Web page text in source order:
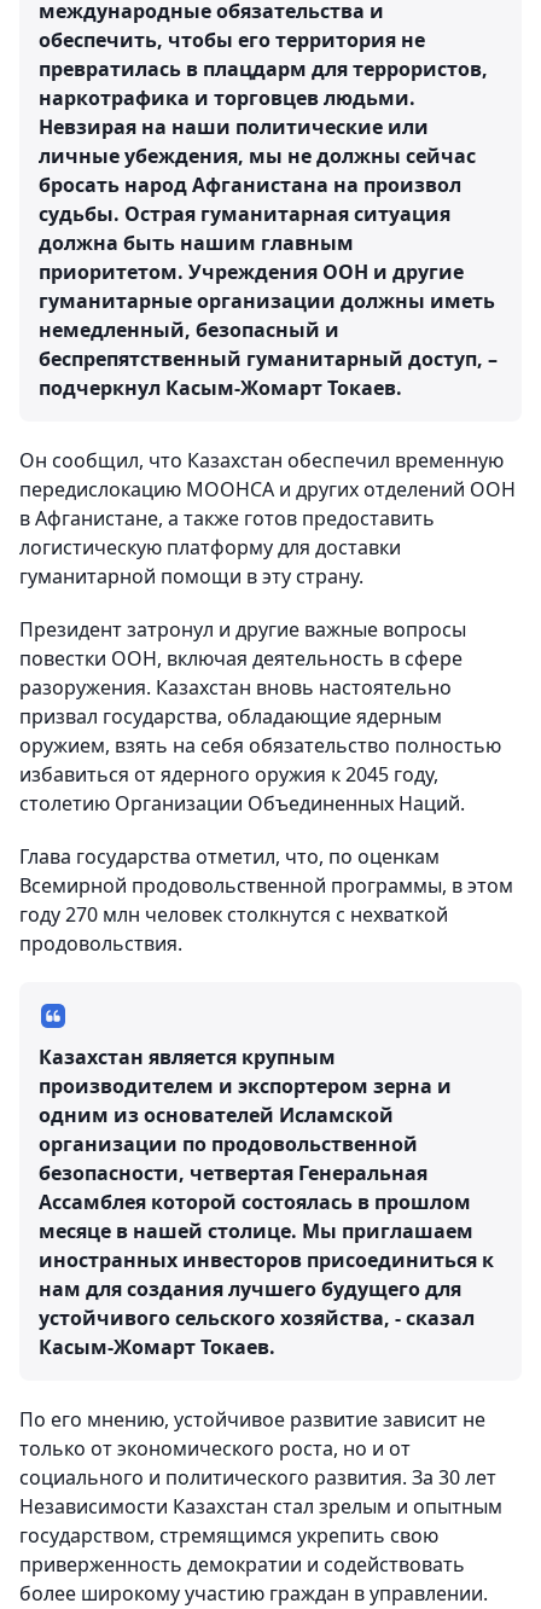
международные обязательства и
обеспечить, чтобы его территория не
превратилась в плацдарм для террористов,
наркотрафика и торговцев людьми.
Невзирая на наши политические или
личные убеждения, мы не должны сейчас
бросать народ Афганистана на произвол
судьбы. Острая гуманитарная ситуация
должна быть нашим главным
приоритетом. Учреждения ООН и другие
гуманитарные организации должны иметь
немедленный, безопасный и
беспрепятственный гуманитарный доступ, –
подчеркнул Касым-Жомарт Токаев.
Он сообщил, что Казахстан обеспечил временную
передислокацию МООНСА и других отделений ООН
в Афганистане, а также готов предоставить
логистическую платформу для доставки
гуманитарной помощи в эту страну.
Президент затронул и другие важные вопросы
повестки ООН, включая деятельность в сфере
разоружения. Казахстан вновь настоятельно
призвал государства, обладающие ядерным
оружием, взять на себя обязательство полностью
избавиться от ядерного оружия к 2045 году,
столетию Организации Объединенных Наций.
Глава государства отметил, что, по оценкам
Всемирной продовольственной программы, в этом
году 270 млн человек столкнутся с нехваткой
продовольствия.
Казахстан является крупным
производителем и экспортером зерна и
одним из основателей Исламской
организации по продовольственной
безопасности, четвертая Генеральная
Ассамблея которой состоялась в прошлом
месяце в нашей столице. Мы приглашаем
иностранных инвесторов присоединиться к
нам для создания лучшего будущего для
устойчивого сельского хозяйства, - сказал
Касым-Жомарт Токаев.
По его мнению, устойчивое развитие зависит не
только от экономического роста, но и от
социального и политического развития. За 30 лет
Независимости Казахстан стал зрелым и опытным
государством, стремящимся укрепить свою
приверженность демократии и содействовать
более широкому участию граждан в управлении.